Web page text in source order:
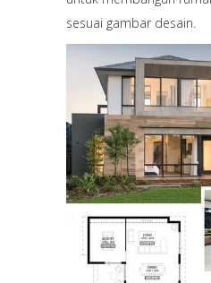
sesuai gambar desain.